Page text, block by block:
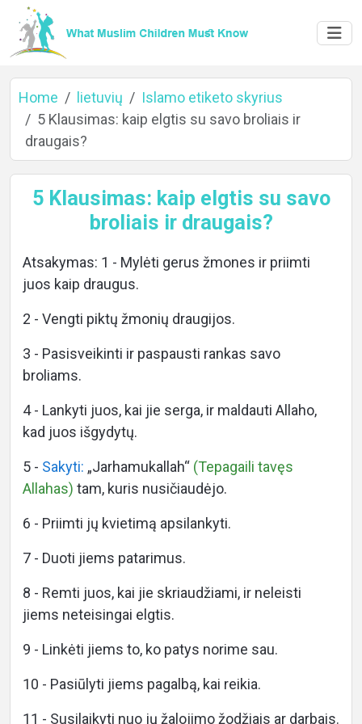
Home
About
Languages
Home lietuvių
Islamo etiketo skyrius
5 Klausimas: kaip elgtis su savo broliais ir
draugais?
5 Klausimas: kaip elgtis su savo
broliais ir draugais?
Atsakymas: 1 - Mylėti gerus žmones ir priimti
juos kaip draugus.
2 - Vengti piktų žmonių draugijos.
3 - Pasisveikinti ir paspausti rankas savo
broliams.
4 - Lankyti juos, kai jie serga, ir maldauti Allaho,
kad juos išgydytų.
5 - Sakyti: „Jarhamukallah“ (Tepagaili tavęs
Allahas) tam, kuris nusičiaudėjo.
6 - Priimti jų kvietimą apsilankyti.
7 - Duoti jiems patarimus.
8 - Remti juos, kai jie skriaudžiami, ir neleisti
jiems neteisingai elgtis.
9 - Linkėti jiems to, ko patys norime sau.
10 - Pasiūlyti jiems pagalbą, kai reikia.
11 - Susilaikyti nuo jų žalojimo žodžiais ar darbais.